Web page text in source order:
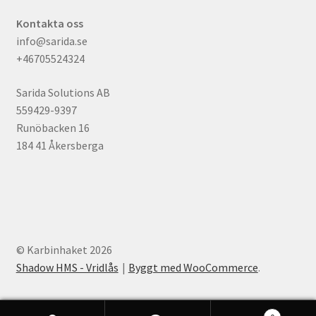
Kontakta oss
info@sarida.se
+46705524324
Sarida Solutions AB
559429-9397
Runöbacken 16
184 41 Åkersberga
© Karbinhaket 2026
Shadow HMS - Vridlås
Byggt med WooCommerce.